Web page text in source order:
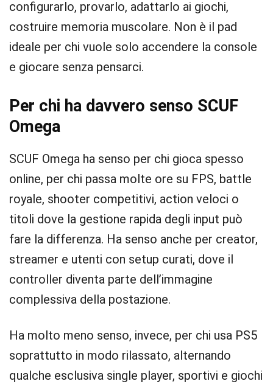
configurarlo, provarlo, adattarlo ai giochi,
costruire memoria muscolare. Non è il pad
ideale per chi vuole solo accendere la console
e giocare senza pensarci.
Per chi ha davvero senso SCUF
Omega
SCUF Omega ha senso per chi gioca spesso
online, per chi passa molte ore su FPS, battle
royale, shooter competitivi, action veloci o
titoli dove la gestione rapida degli input può
fare la differenza. Ha senso anche per creator,
streamer e utenti con setup curati, dove il
controller diventa parte dell’immagine
complessiva della postazione.
Ha molto meno senso, invece, per chi usa PS5
soprattutto in modo rilassato, alternando
qualche esclusiva single player, sportivi e giochi